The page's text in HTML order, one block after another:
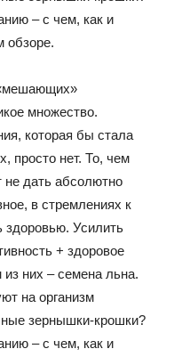
– с чем, как и
обзоре.
множество.
которая бы стала
просто нет. То, чем
дать абсолютно
в стремлениях к
здоровью. Усилить
+ здоровое
них – семена льна.
на организм
зернышки-крошки?
– с чем, как и